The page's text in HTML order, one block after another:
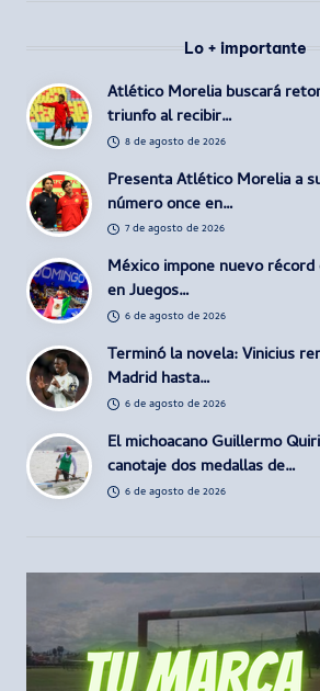
Lo + importante
Atlético Morelia buscará
triunfo al recibir…
8 de agosto de 2026
Presenta Atlético Morelia a
número once en…
7 de agosto de 2026
México impone nuevo
en Juegos…
6 de agosto de 2026
Terminó la novela: Vinicius
Madrid hasta…
6 de agosto de 2026
El michoacano Guillermo
canotaje dos medallas de…
6 de agosto de 2026